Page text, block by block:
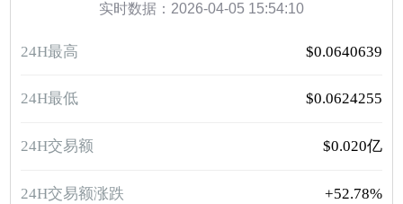
实时数据：2026-04-05 15:54:10
24H最高 $0.0640639
24H最低 $0.0624255
24H交易额 $0.020亿
24H交易额涨跌 +52.78%